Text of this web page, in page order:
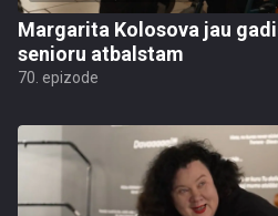
Margarita Kolosova jau
senioru atbalstam
70. epizode